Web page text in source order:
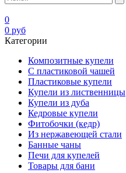
0
0 руб
Категории
Композитные купели
С пластиковой чашей
Пластиковые купели
Купели из лиственницы
Купели из дуба
Кедровые купели
Фитобочки (кедр)
Из нержавеющей стали
Банные чаны
Печи для купелей
Товары для бани